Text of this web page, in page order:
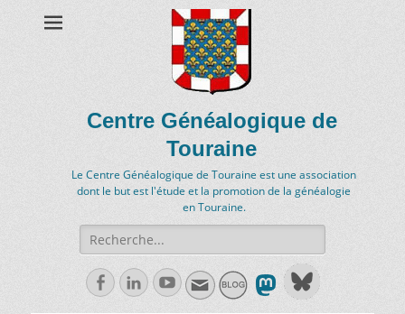
Centre Généalogique de
Touraine
Le Centre Généalogique de Touraine est une association
dont le but est l'étude et la promotion de la généalogie
en Touraine.
Recherche
de:
FacebookLinkedln
Youtube